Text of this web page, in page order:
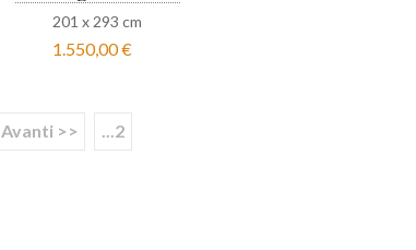
201 x 293 cm
1.550,00 €
Avanti >> ...2